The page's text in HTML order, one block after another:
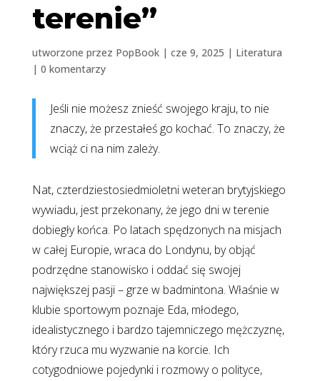
terenie”
utworzone przez PopBook| cze 9, 2025 | Literatura
| 0 komentarzy
Jeśli nie możesz znieść swojego kraju, to nie
znaczy, że przestałeś go kochać. To znaczy, że
wciąż ci na nim zależy.
Nat, czterdziestosiedmioletni weteran brytyjskiego
wywiadu, jest przekonany, że jego dni w terenie
dobiegły końca. Po latach spędzonych na misjach
w całej Europie, wraca do Londynu, by objąć
podrzędne stanowisko i oddać się swojej
największej pasji – grze w badmintona. Właśnie w
klubie sportowym poznaje Eda, młodego,
idealistycznego i bardzo tajemniczego mężczyznę,
który rzuca mu wyzwanie na korcie. Ich
cotygodniowe pojedynki i rozmowy o polityce,